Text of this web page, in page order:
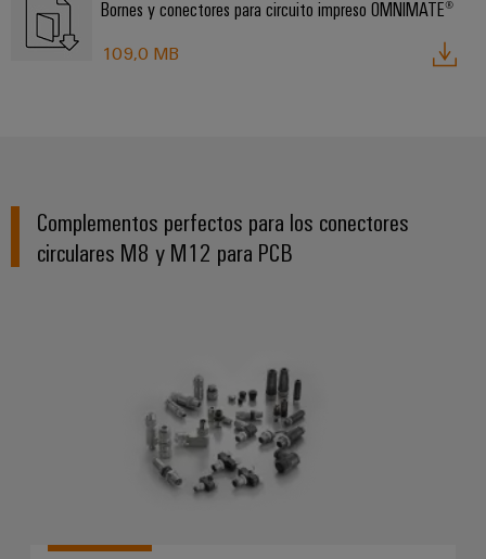
Bornes y conectores para circuito impreso OMNIMATE®
109,0 MB
Complementos perfectos para los conectores
circulares M8 y M12 para PCB